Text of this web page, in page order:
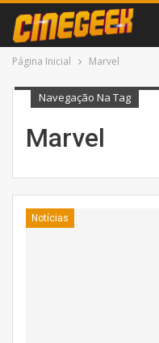
Página Inicial Marvel
Navegação Na Tag
Marvel
Notícias